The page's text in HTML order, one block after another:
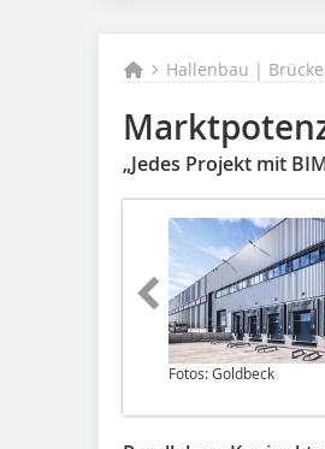
Hallenbau |
„Jedes Projekt mit
Fotos: Goldbeck